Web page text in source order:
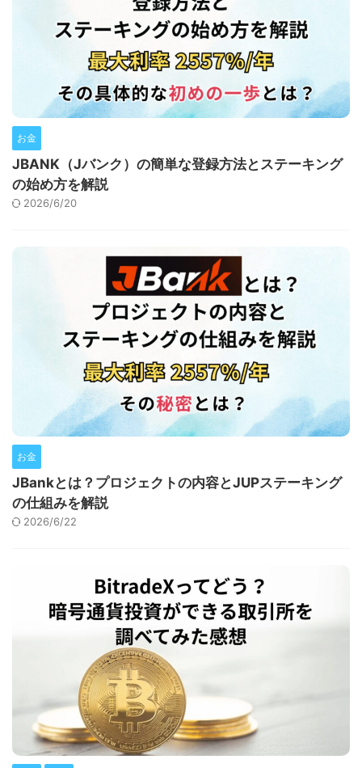
お金
JBANK（Jバンク）の簡単な登録方法とステーキング
の始め方を解説
2026/6/20
お金
JBankとは？プロジェクトの内容とJUPステーキング
の仕組みを解説
2026/6/22